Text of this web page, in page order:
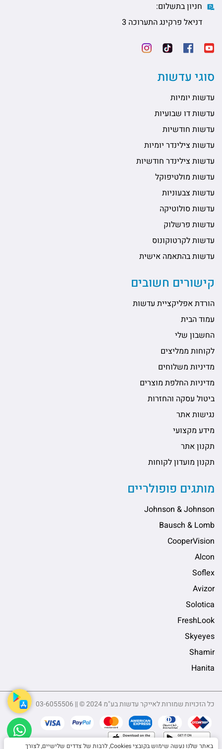
חניון בתשלום:
דניאל פרקינג התערוכה 3
סוגי עדשות
עדשות יומיות
עדשות דו שבועיות
עדשות חודשיות
עדשות צילינדר יומיות
עדשות צילינדר חודשיות
עדשות מולטיפוקל
עדשות צבעוניות
עדשות סולוטיקה
עדשות פרשלוק
עדשות לקרטוקונוס
עדשות בהתאמה אישית
קישורים חשובים
הורדת אפליקציית עדשות
עמוד הבית
החשבון שלי
לקוחות ממליצים
מדיניות משלוחים
מדיניות החלפת מוצרים
ביטול עסקה והחזרות
נגישות אתר
מידע מקצועי
תקנון אתר
תקנון מועדון לקוחות
מותגים פופולריים
Johnson & Johnson
Bausch & Lomb
CooperVision
Alcon
Soflex
Avizor
Solotica
FreshLook
Skyeyes
Shamir
Hanita
כל הזכויות שמורות לאייקר עדשות בע"מ 2024 © || 03-6055506
באתר שלנו נעשה שימוש בקובצי Cookies, לרבות של צדדים שלישיים, לצורך